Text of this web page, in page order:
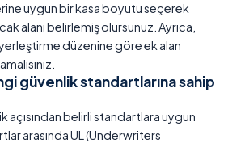
uygun bir kasa boyutu seçerek
alanı belirlemiş olursunuz. Ayrıca,
düzenine göre ek alan
güvenlik standartlarına sahip
açısından belirli standartlara uygun
arasında UL (Underwriters